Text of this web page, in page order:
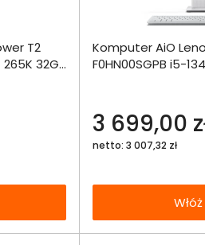
T2
32GB
Włóż do
torby
Komputer AiO
F0HN00SGPB i5-
3 699,00
netto: 3 007,32 zł